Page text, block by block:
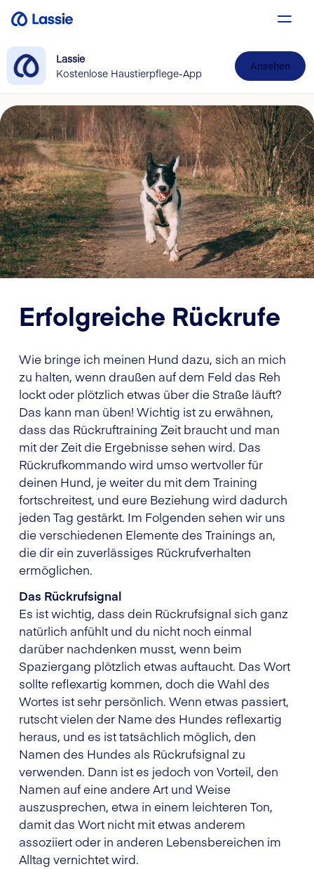
Lassie
Kostenlose Haustierpflege-App
Ansehen
Erfolgreiche Rückrufe
Wie bringe ich meinen Hund dazu, sich an mich
zu halten, wenn draußen auf dem Feld das Reh
lockt oder plötzlich etwas über die Straße läuft?
Das kann man üben! Wichtig ist zu erwähnen,
dass das Rückruftraining Zeit braucht und man
mit der Zeit die Ergebnisse sehen wird. Das
Rückrufkommando wird umso wertvoller für
deinen Hund, je weiter du mit dem Training
fortschreitest, und eure Beziehung wird dadurch
jeden Tag gestärkt. Im Folgenden sehen wir uns
die verschiedenen Elemente des Trainings an,
die dir ein zuverlässiges Rückrufverhalten
ermöglichen.
Das Rückrufsignal
Es ist wichtig, dass dein Rückrufsignal sich ganz
natürlich anfühlt und du nicht noch einmal
darüber nachdenken musst, wenn beim
Spaziergang plötzlich etwas auftaucht. Das Wort
sollte reflexartig kommen, doch die Wahl des
Wortes ist sehr persönlich. Wenn etwas passiert,
rutscht vielen der Name des Hundes reflexartig
heraus, und es ist tatsächlich möglich, den
Namen des Hundes als Rückrufsignal zu
verwenden. Dann ist es jedoch von Vorteil, den
Namen auf eine andere Art und Weise
auszusprechen, etwa in einem leichteren Ton,
damit das Wort nicht mit etwas anderem
assoziiert oder in anderen Lebensbereichen im
Alltag vernichtet wird.